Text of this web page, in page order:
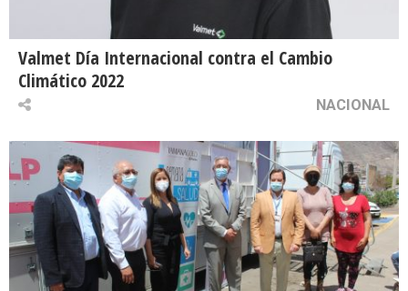
Valmet Día Internacional contra el Cambio
Climático 2022
NACIONAL